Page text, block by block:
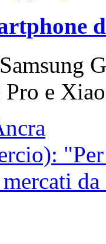
Pro e